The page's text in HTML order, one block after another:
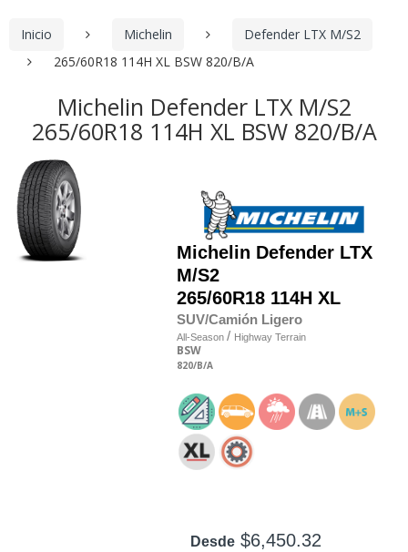
Inicio Michelin
Defender LTX M/S2
265/60R18 114H XL BSW 820/B/A
Michelin Defender LTX M/S2
265/60R18 114H XL BSW 820/B/A
Michelin Defender LTX
M/S2
265/60R18 114H XL
SUV/Camión Ligero
All-Season / Highway Terrain
BSW
820/B/A
Desde $6,450.32